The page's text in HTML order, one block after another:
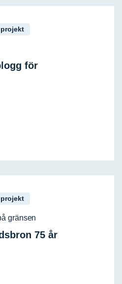
projekt
för
gränsen
75 år